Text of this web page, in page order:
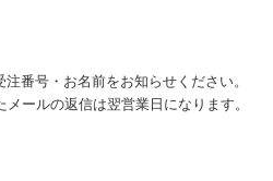
番号・お名前をお知らせください。
ールの返信は翌営業日になります。